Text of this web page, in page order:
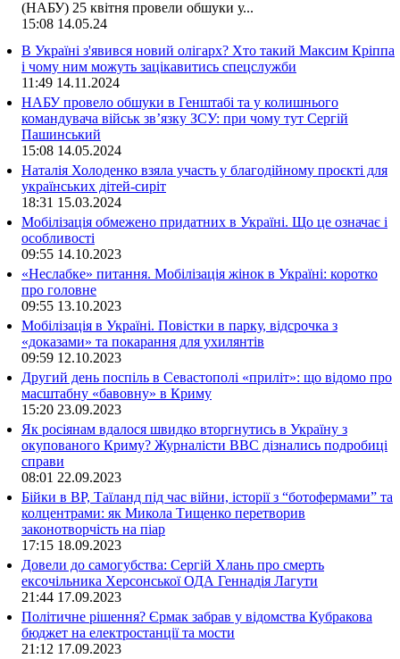
(НАБУ) 25 квітня провели обшуки у...
15:08 14.05.24
В Україні з'явився новий олігарх? Хто такий Максим Кріппа
і чому ним можуть зацікавитись спецслужби
11:49 14.11.2024
НАБУ провело обшуки в Генштабі та у колишнього
командувача військ зв’язку ЗСУ: при чому тут Сергій
Пашинський
15:08 14.05.2024
Наталія Холоденко взяла участь у благодійному проєкті для
українських дітей-сиріт
18:31 15.03.2024
Мобілізація обмежено придатних в Україні. Що це означає і
особливості
09:55 14.10.2023
«Неслабке» питання. Мобілізація жінок в Україні: коротко
про головне
09:55 13.10.2023
Мобілізація в Україні. Повістки в парку, відсрочка з
«доказами» та покарання для ухилянтів
09:59 12.10.2023
Другий день поспіль в Севастополі «приліт»: що відомо про
масштабну «бавовну» в Криму
15:20 23.09.2023
Як росіянам вдалося швидко вторгнутись в Україну з
окупованого Криму? Журналісти ВВС дізнались подробиці
справи
08:01 22.09.2023
Бійки в ВР, Таїланд під час війни, історії з “ботофермами” та
колцентрами: як Микола Тищенко перетворив
законотворчість на піар
17:15 18.09.2023
Довели до самогубства: Сергій Хлань про смерть
ексочільника Херсонської ОДА Геннадія Лагути
21:44 17.09.2023
Політичне рішення? Єрмак забрав у відомства Кубракова
бюджет на електростанції та мости
21:12 17.09.2023